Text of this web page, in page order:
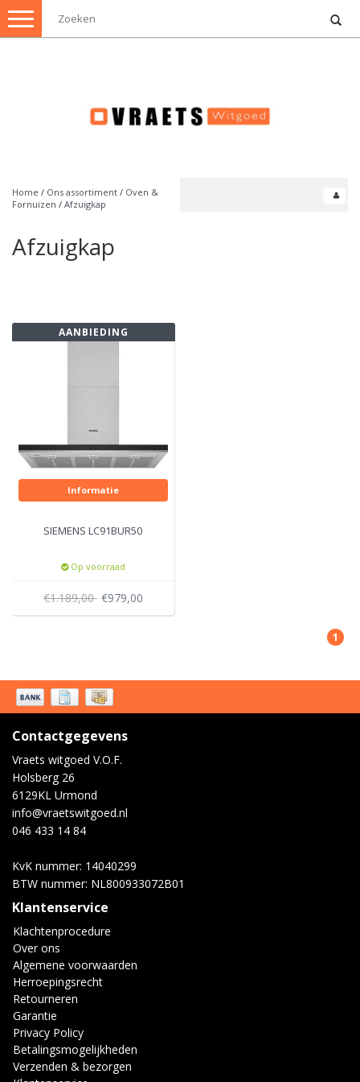
Toggle
navigation
Home / Ons assortiment / Oven &
Fornuizen / Afzuigkap
Afzuigkap
AANBIEDING
Informatie
SIEMENS LC91BUR50
Op voorraad
€1.189,00 €979,00
1
Contactgegevens
Vraets witgoed V.O.F.
Holsberg 26
6129KL Urmond
info@vraetswitgoed.nl
046 433 14 84
KvK nummer: 14040299
BTW nummer: NL800933072B01
Klantenservice
Klachtenprocedure
Over ons
Algemene voorwaarden
Herroepingsrecht
Retourneren
Garantie
Privacy Policy
Betalingsmogelijkheden
Verzenden & bezorgen